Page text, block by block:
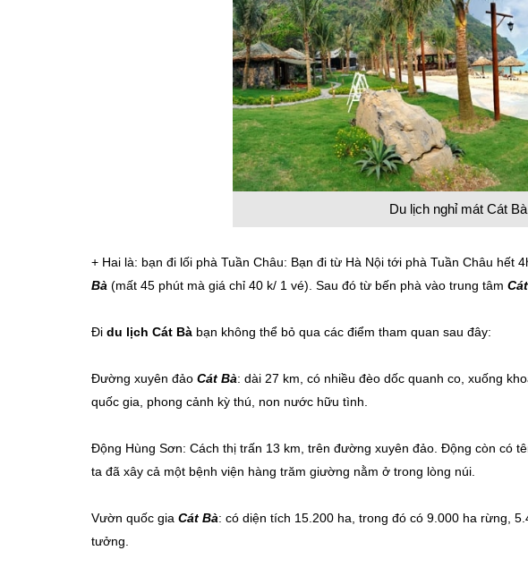
Du lịch nghỉ mát Cát Bà
+ Hai là: bạn đi lối phà Tuần Châu: Bạn đi từ Hà Nội tới phà Tuần Châu hết
Bà (mất 45 phút mà giá chỉ 40 k/ 1 vé). Sau đó từ bến phà vào trung tâm
Đi du lịch Cát Bà bạn không thể bỏ qua các điểm tham quan sau đây:
Đường xuyên đảo Cát Bà: dài 27 km, có nhiều đèo dốc quanh co, xuống
quốc gia, phong cảnh kỳ thú, non nước hữu tình.
Động Hùng Sơn: Cách thị trấn 13 km, trên đường xuyên đảo. Động còn có
ta đã xây cả một bệnh viện hàng trăm giường nằm ở trong lòng núi.
Vườn quốc gia Cát Bà: có diện tích 15.200 ha, trong đó có 9.000 ha rừng,
tưởng.